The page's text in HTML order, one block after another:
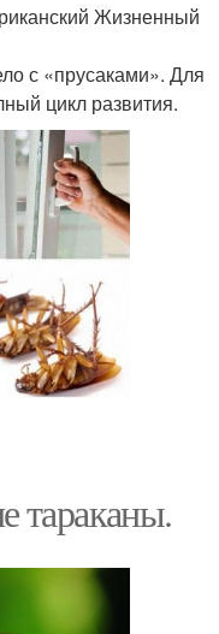
Жизненный
с «прусаками». Для
цикл развития.
тараканы.